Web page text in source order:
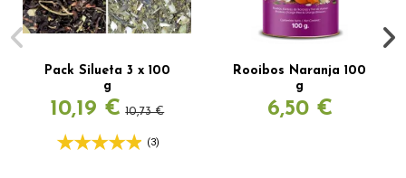
Pack Silueta 3 x 100
g
10,19 € 10,73 €
(3)
Rooibos Naranja 100
g
6,50 €